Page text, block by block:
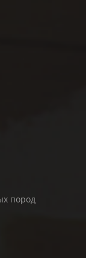
пород